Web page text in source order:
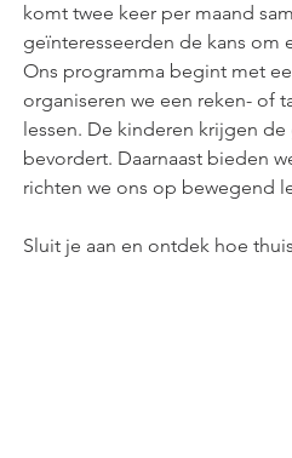
komt twee keer per maand
geïnteresseerden de kans om
Ons programma begint met
organiseren we een reken- of
lessen. De kinderen krijgen
bevordert. Daarnaast bieden
richten we ons op bewegend
Sluit je aan en ontdek hoe